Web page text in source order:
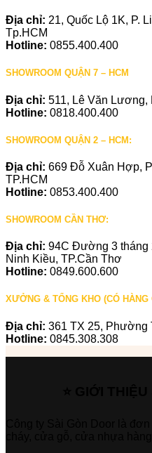
Địa chỉ: 21, Quốc Lộ 1K, P.
Tp.HCM
Hotline: 0855.400.400
SHOWROOM QUẬN 7 – HCM
Địa chỉ: 511, Lê Văn Lương,
Hotline: 0818.400.400
SHOWROOM QUẬN 2 – HCM:
Địa chỉ: 669 Đỗ Xuân Hợp,
TP.HCM
Hotline: 0853.400.400
SHOWROOM CẦN THƠ:
Địa chỉ: 94C Đường 3 tháng
Ninh Kiều, TP.Cần Thơ
Hotline: 0849.600.600
XƯỞNG & TỔNG KHO (CÓ HÀNG
Địa chỉ: 361 TX 25, Phường
Hotline: 0845.308.308